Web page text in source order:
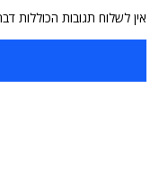
אין לשלוח תגובות הכוללות